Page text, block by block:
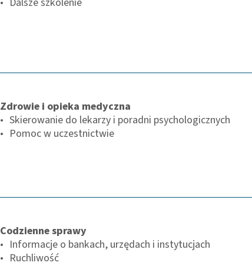
Zdrowie i opieka medyczna
Skierowanie do lekarzy i poradni psychologicznych
Pomoc w uczestnictwie
Codzienne sprawy
Informacje o bankach, urzędach i instytucjach
Ruchliwość